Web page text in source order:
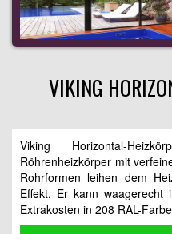
VIKING
Viking Horizontal-
Röhrenheizkörper mit
Rohrformen leihen dem
Effekt. Er kann waagerecht
Extrakosten in 208 RAL-